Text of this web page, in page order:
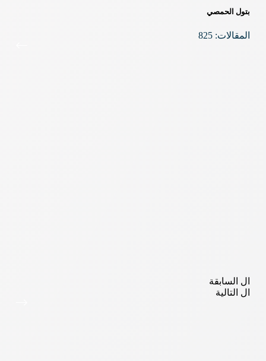
بتول الحمصي
المقالات: 825
ال السابقة
ال التالية